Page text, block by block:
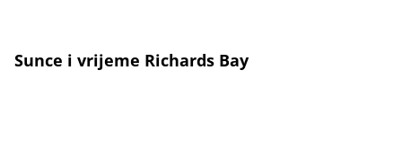
Sunce i vrijeme Richards Bay